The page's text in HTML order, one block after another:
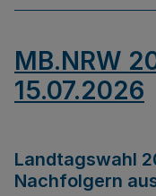
MB.NRW
15.07.2026
Landtagswahl
Nachfolgern